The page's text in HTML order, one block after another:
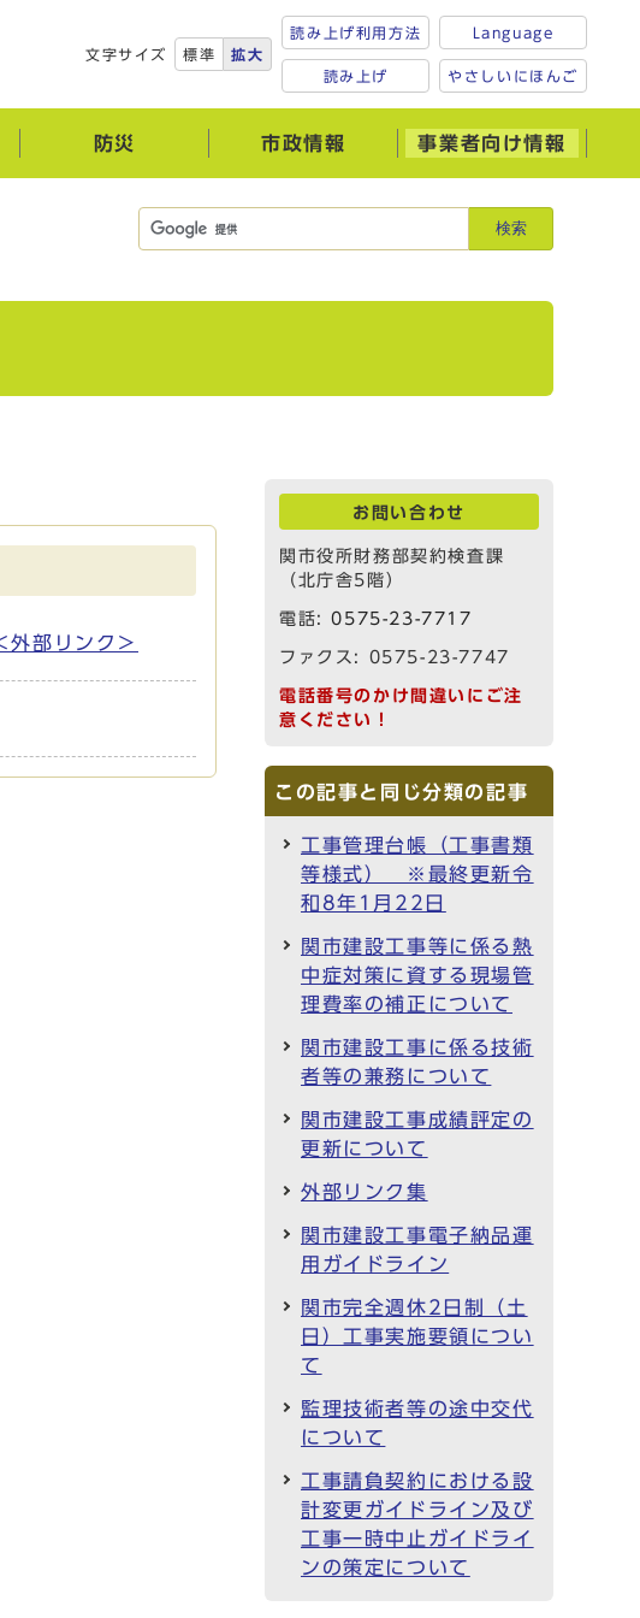
文字サイズ 標準 拡大
読み上げ利用方法
読み上げ
Language
やさしいにほんご
防災 市政情報 事業者向け情報
検索
外部リンク＞
お問い合わせ
関市役所財務部契約検査課
（北庁舎5階）
電話:0575-23-7717
ファクス: 0575-23-7747
電話番号のかけ間違いにご注
意ください！
この記事と同じ分類の記事
工事管理台帳（工事書類
等様式） ※最終更新令
和8年1月22日
関市建設工事等に係る熱
中症対策に資する現場管
理費率の補正について
関市建設工事に係る技術
者等の兼務について
関市建設工事成績評定の
更新について
外部リンク集
関市建設工事電子納品運
用ガイドライン
関市完全週休2日制（土
日）工事実施要領につい
て
監理技術者等の途中交代
について
工事請負契約における設
計変更ガイドライン及び
工事一時中止ガイドライ
ンの策定について